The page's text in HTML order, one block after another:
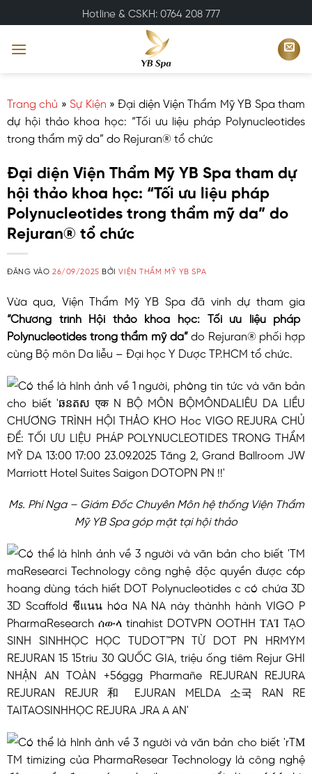
qua
nội
Hotline & CSKH: 0764 208 777
Trang chủ » Sự Kiện »Đại diện Viện Thẩm Mỹ YB Spa tham
dự hội thảo khoa học: “Tối ưu liệu pháp Polynucleotides
trong thẩm mỹ da” do Rejuran® tổ chức
Đại diện Viện Thẩm Mỹ YB Spa tham dự
hội thảo khoa học: “Tối ưu liệu pháp
Polynucleotides trong thẩm mỹ da” do
Rejuran® tổ chức
ĐĂNG VÀO26/09/2025 BỞIVIỆN THẨM MỸ YB SPA
Vừa qua, Viện Thẩm Mỹ YB Spa đã vinh dự tham gia
“Chương trình Hội thảo khoa học: Tối ưu liệu pháp
Polynucleotides trong thẩm mỹ da”do Rejuran® phối hợp
cùng Bộ môn Da liễu – Đại học Y Dược TP.HCM tổ chức.
Ms. Phí Nga – Giám Đốc Chuyên Môn hệ thống Viện Thẩm
Mỹ YB Spa góp mặt tại hội thảo